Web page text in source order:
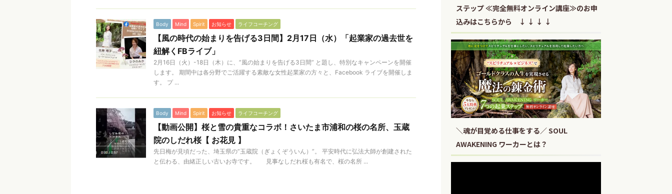
Body Mind Spirit お知らせ ライフコーチング
【風の時代の始まりを告げる3日間】2月17日（水）「起業家の過去世を
紐解くFBライブ」
2月16日（火）-18日（木）に、”風の始まりを告げる3日間” と題し、特別なキャンペーンを開催
します。 期間中は各分野でご活躍する素敵な女性起業家の方々と、Facebook ライブを開催しま
す。 プ ...
Body Mind Spirit お知らせ ライフコーチング
【動画公開】桜と雪の貴重なコラボ！さいたま市浦和の桜の名所、玉蔵
院のしだれ桜【 お花見 】
先日梅が見頃だった、埼玉県の”玉蔵院（ぎょくぞういん）”。 平安時代に弘法大師が創建された
と伝わる、由緒正しい古いお寺です。 見事なしだれ桜も有名で、桜の名所 ...
ステップ ≪完全無料オンライン講座≫のお申
込みはこちらから ↓ ↓ ↓ ↓
＼魂が目覚める仕事をする／ SOUL
AWAKENING ワーカーとは？